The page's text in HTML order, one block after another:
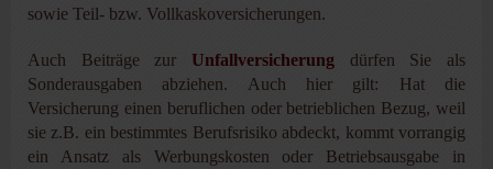
sowie Teil- bzw. Vollkaskoversicherungen.
Auch Beiträge zur Unfallversicherung dürfen Sie als
Sonderausgaben abziehen. Auch hier gilt: Hat die
Versicherung einen beruflichen oder betrieblichen Bezug, weil
sie z.B. ein bestimmtes Berufsrisiko abdeckt, kommt vorrangig
ein Ansatz als Werbungskosten oder Betriebsausgabe in